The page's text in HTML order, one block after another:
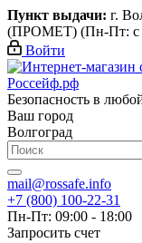
Пункт выдачи: г.
(ПРОМЕТ) (Пн-Пт: с
Войти
Безопасность в
Ваш город
Волгоград
mail@rossafe.info
+7 (800) 100-22-31
Пн-Пт: 09:00 - 18:00
Запросить счет